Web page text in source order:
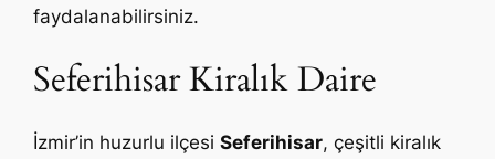
faydalanabilirsiniz.
Seferihisar Kiralık Daire
İzmir’in huzurlu ilçesiSeferihisar, çeşitli kiralık